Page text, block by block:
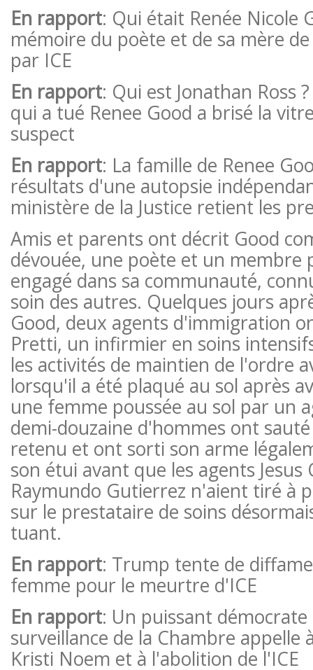
En rapport: Qui était Renée Nicole
mémoire du poète et de sa mère
par ICE
En rapport: Qui est Jonathan Ross
qui a tué Renee Good a brisé la
suspect
En rapport: La famille de Renee
résultats d'une autopsie
ministère de la Justice retient les
Amis et parents ont décrit Good
dévouée, une poète et un membre
engagé dans sa communauté,
soin des autres. Quelques jours
Good, deux agents d'immigration
Pretti, un infirmier en soins
les activités de maintien de l'ordre
lorsqu'il a été plaqué au sol après
une femme poussée au sol par un
demi-douzaine d'hommes ont
retenu et ont sorti son arme
son étui avant que les agents Jesus
Raymundo Gutierrez n'aient tiré à
sur le prestataire de soins
tuant.
En rapport: Trump tente de
femme pour le meurtre d'ICE
En rapport: Un puissant démocrate
surveillance de la Chambre appelle
Kristi Noem et à l'abolition de l'ICE